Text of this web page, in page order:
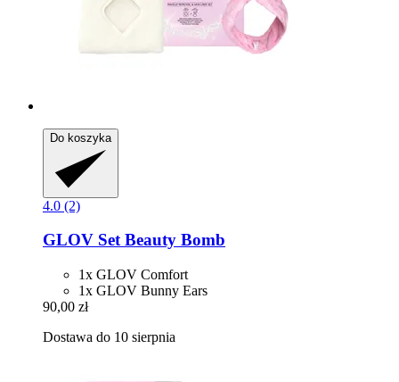
Do koszyka
4.0 (2)
GLOV Set Beauty Bomb
1x GLOV Comfort
1x GLOV Bunny Ears
90,00 zł
Dostawa do 10 sierpnia